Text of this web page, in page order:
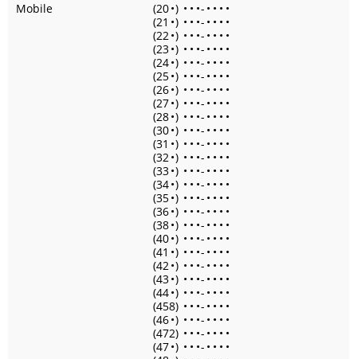
Mobile
(20•) • • •- • • • •
(21 •) • • •- • • • •
(22•) • • •- • • • •
(23•) • • •- • • • •
(24•) • • •- • • • •
(25•) • • •- • • • •
(26•) • • •- • • • •
(27•) • • •- • • • •
(28•) • • •- • • • •
(30•) • • •- • • • •
(31 •) • • •- • • • •
(32•) • • •- • • • •
(33•) • • •- • • • •
(34•) • • •- • • • •
(35•) • • •- • • • •
(36•) • • •- • • • •
(38•) • • •- • • • •
(40•) • • •- • • • •
(41 •) • • •- • • • •
(42•) • • •- • • • •
(43•) • • •- • • • •
(44•) • • •- • • • •
(458) • • •- • • • •
(46•) • • •- • • • •
(472) • • •- • • • •
(47•) • • •- • • • •